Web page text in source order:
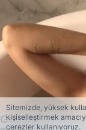
Sitemizde, yüksek
kişiselleştirmek
çerezler kullanıyoruz.